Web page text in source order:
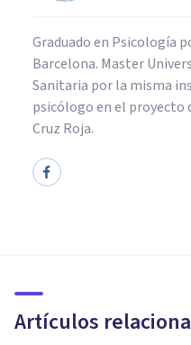
Graduado en Psicología
Barcelona. Master
Sanitaria por la misma
psicólogo en el proyecto
Cruz Roja.
Artículos
teoría del